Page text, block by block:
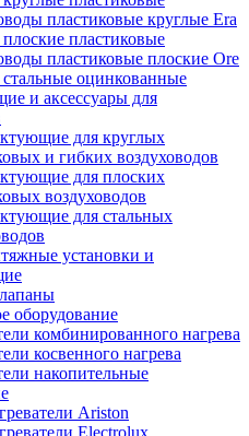
пластиковые круглые Era
пластиковые
пластиковые плоские Ore
оцинкованные
и аксессуары для
для круглых
и гибких воздуховодов
для плоских
воздуховодов
для стальных
установки и
оборудование
комбинированного нагрева
косвенного нагрева
накопительные
Ariston